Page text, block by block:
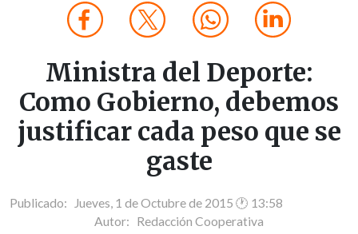
Ministra del Deporte:
Como Gobierno, debemos
justificar cada peso que se
gaste
Publicado: Jueves, 1 de Octubre de 2015 🕐 13:58
Autor: Redacción Cooperativa